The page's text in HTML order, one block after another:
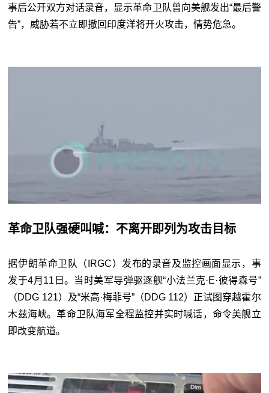
事后公开双方对话录音，显示革命卫队曾向美舰发出“最后警
告”，威胁若不立即撤回印度洋将开火攻击，情势危急。
革命卫队强硬叫喊：不离开即列为攻击目标
据伊朗革命卫队（IRGC）发布的录音及监控画面显示，事
发于4月11日。当时美军导弹驱逐舰“小法兰克·E·彼得森号”
（DDG 121）及“米高·梅菲号”（DDG 112）正试图穿越霍尔
木兹海峡。革命卫队海军全程监控并实时喊话，命令美舰立
即改变航道。